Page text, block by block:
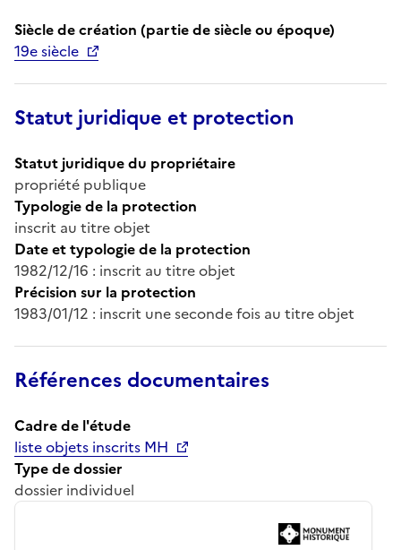
Siècle de création (partie de siècle ou époque)
19e siècle
Statut juridique et protection
Statut juridique du propriétaire
propriété publique
Typologie de la protection
inscrit au titre objet
Date et typologie de la protection
1982/12/16 : inscrit au titre objet
Précision sur la protection
1983/01/12 : inscrit une seconde fois au titre objet
Références documentaires
Cadre de l'étude
liste objets inscrits MH
Type de dossier
dossier individuel